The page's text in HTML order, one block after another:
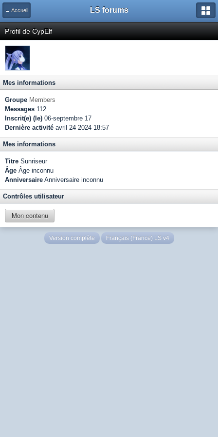
← Accueil LS forums
Profil de CypElf
Mes informations
Groupe Members
Messages 112
Inscrit(e) (le) 06-septembre 17
Dernière activité avril 24 2024 18:57
Mes informations
Titre Sunriseur
Âge Âge inconnu
Anniversaire Anniversaire inconnu
Contrôles utilisateur
Mon contenu
Version complète Français (France) LS v4